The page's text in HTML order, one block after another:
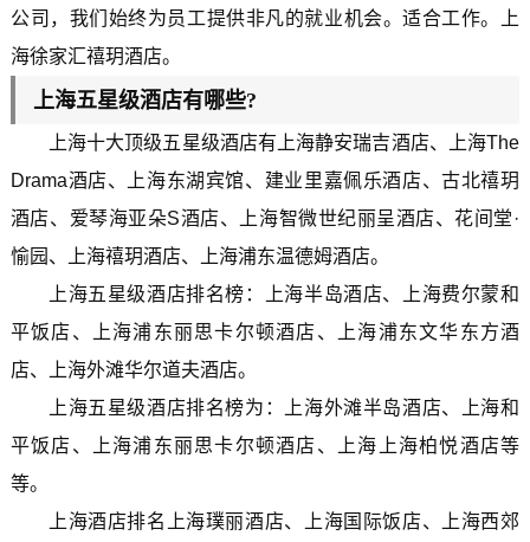
公司，我们始终为员工提供非凡的就业机会。适合工作。上
海徐家汇禧玥酒店。
上海五星级酒店有哪些?
上海十大顶级五星级酒店有上海静安瑞吉酒店、上海The
Drama酒店、上海东湖宾馆、建业里嘉佩乐酒店、古北禧玥
酒店、爱琴海亚朵S酒店、上海智微世纪丽呈酒店、花间堂·
愉园、上海禧玥酒店、上海浦东温德姆酒店。
上海五星级酒店排名榜：上海半岛酒店、上海费尔蒙和
平饭店、上海浦东丽思卡尔顿酒店、上海浦东文华东方酒
店、上海外滩华尔道夫酒店。
上海五星级酒店排名榜为：上海外滩半岛酒店、上海和
平饭店、上海浦东丽思卡尔顿酒店、上海上海柏悦酒店等
等。
上海酒店排名上海璞丽酒店、上海国际饭店、上海西郊